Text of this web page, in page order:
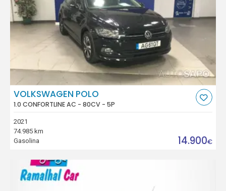
VOLKSWAGEN POLO
1.0 CONFORTLINE AC - 80CV - 5P
2021
74.985 km
Gasolina
14.900€